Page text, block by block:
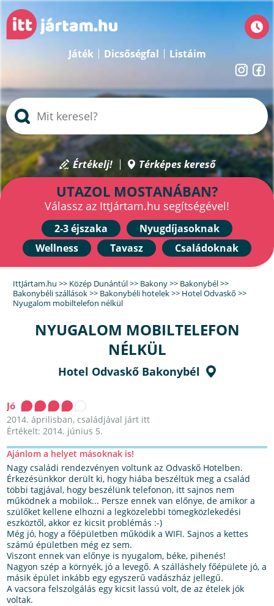
Játék Dicsőségfal Listáim
Értékelj! Térképes kereső
UTAZOL MOSTANÁBAN?
Válassz az IttJártam.hu segítségével!
2-3 éjszaka
Nyugdíjasoknak
Wellness
Tavasz Családoknak
IttJártam.hu >> Közép Dunántúl>> Bakony>> Bakonybél>>
Bakonybéli szállások>> Bakonybéli hotelek>> Hotel Odvaskő >>
Nyugalom mobiltelefon nélkül
NYUGALOM MOBILTELEFON
NÉLKÜL
Hotel Odvaskő Bakonybél
Jó
2014. áprilisban, családjával járt itt
Értékelt: 2014. június 5.
Ajánlom a helyet másoknak is!
Nagy családi rendezvényen voltunk az Odvaskő Hotelben.
Érkezésünkkor derült ki, hogy hiába beszéltük meg a család
többi tagjával, hogy beszélünk telefonon, itt sajnos nem
működnek a mobilok... Persze ennek van előnye, de amikor a
szülőket kellene elhozni a legközelebbi tömegközlekedési
eszköztől, akkor ez kicsit problémás :-)
Még jó, hogy a főépületben működik a WIFI. Sajnos a kettes
számú épületben még ez sem.
Viszont ennek van előnye is nyugalom, béke, pihenés!
Nagyon szép a környék, jó a levegő. A szálláshely főépülete jó, a
másik épület inkább egy egyszerű vadászház jellegű.
A vacsora felszolgálás egy kicsit lassú volt, de az ételek jók
voltak.